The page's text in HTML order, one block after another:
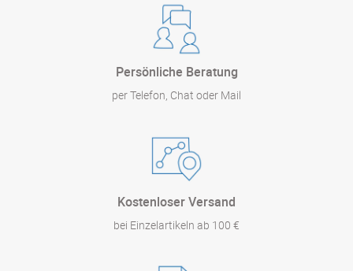
Persönliche Beratung
per Telefon, Chat oder Mail
Kostenloser Versand
bei Einzelartikeln ab 100 €